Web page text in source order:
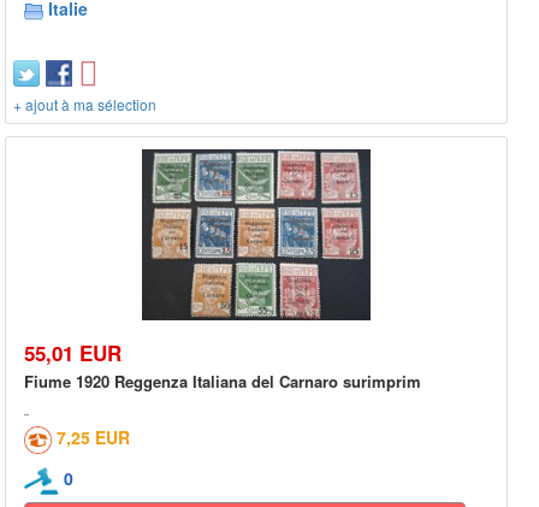
Italie
+ ajout à ma sélection
55,01 EUR
Fiume 1920 Reggenza Italiana del Carnaro surimprim
7,25 EUR
0